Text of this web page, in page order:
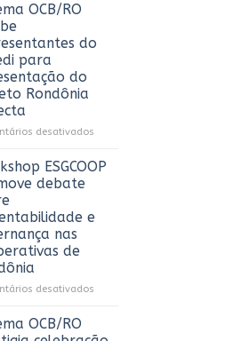
do
em
OCB/RO
do
para
do
Rondônia
desativadosem
OCB/RO
Sicredi
ESGCOOP
debate
e
nas
de
desativadosem
promove
OCB/RO